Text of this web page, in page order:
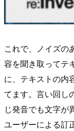
これで、ノイズの
容を聞き取ってテ
に、テキストの内
てます。言い回し
じ発音でも文字が
ユーザーによる訂